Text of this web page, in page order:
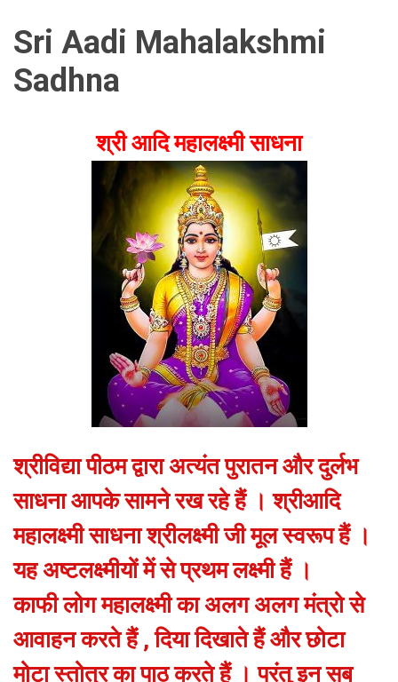
Sri Aadi Mahalakshmi
Sadhna
श्री आदि महालक्ष्मी साधना
श्रीविद्या पीठम द्वारा अत्यंत पुरातन और दुर्लभ
साधना आपके सामने रख रहे हैं । श्रीआदि
महालक्ष्मी साधना श्रीलक्ष्मी जी मूल स्वरूप हैं ।
यह अष्टलक्ष्मीयों में से प्रथम लक्ष्मी हैं ।
काफी लोग महालक्ष्मी का अलग अलग मंत्रो से
आवाहन करते हैं , दिया दिखाते हैं और छोटा
मोटा स्तोत्र का पाठ करते हैं । परंतु इन सब